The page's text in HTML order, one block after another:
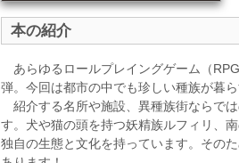
本の紹介
あらゆるロールプレイングゲーム（
弾。今回は都市の中でも珍しい種族が暮
紹介する名所や施設、異種族街ならで
す。犬や猫の頭を持つ妖精族ルフィリ、
独自の生態と文化を持っています。その